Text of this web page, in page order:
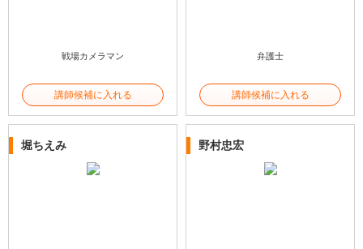
戦場カメラマン
講師候補に入れる
弁護士
講師候補に入れる
堀ちえみ 野村忠宏